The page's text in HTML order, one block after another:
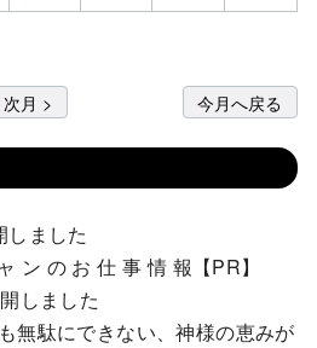
次月 > 今月へ戻る
ました
ン の お 仕 事 情 報【PR】
しました
駄にできない、神様の恵みが